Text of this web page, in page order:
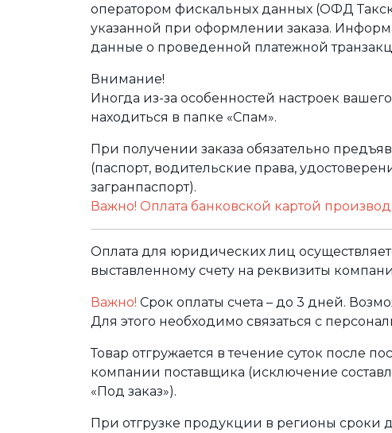
оператором фискальных данных (ОФД
указанной при оформлении заказа.
данные о проведенной платежной
Внимание!
Иногда из-за особенностей настроек
находиться в папке «Спам».
При получении заказа обязательно
(паспорт, водительские права,
загранпаспорт).
Важно! Оплата банковской картой
Оплата для юридических лиц
выставленному счету на реквизиты
Важно! Срок оплаты счета – до 3 дней.
Для этого необходимо связаться с
Товар отгружается в течение суток после
компании поставщика (исключение
«Под заказ»).
При отгрузке продукции в регионы сроки